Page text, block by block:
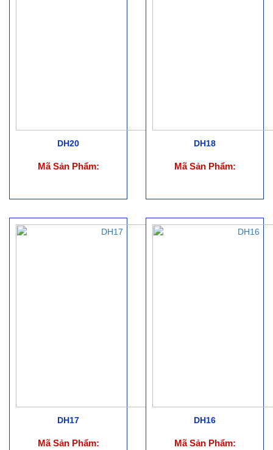
DH20
Mã Sản Phẩm:
DH18
Mã Sản Phẩm:
DH17
Mã Sản Phẩm:
DH16
Mã Sản Phẩm: